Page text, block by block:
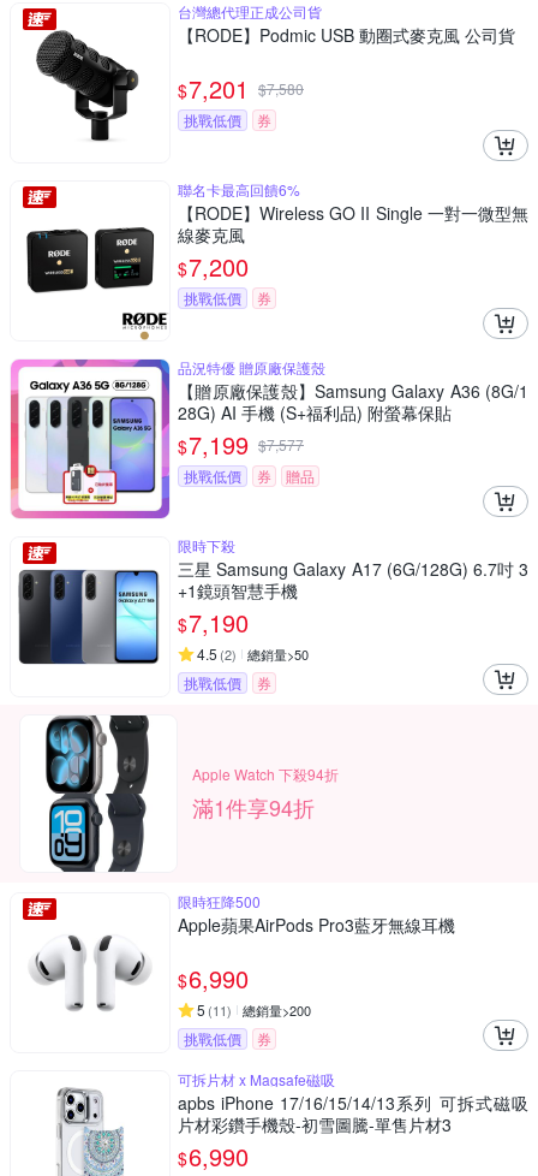
台灣總代理正成公司貨
【RODE】Podmic USB 動圈式麥克風 公司貨
$7,201 $7,580
挑戰低價
券
聯名卡最高回饋6%
【RODE】Wireless GO II Single 一對一微型無
線麥克風
$7,200
挑戰低價 券
品況特優 贈原廠保護殼
【贈原廠保護殼】Samsung Galaxy A36 (8G/1
28G) AI 手機 (S+福利品) 附螢幕保貼
$7,199 $7,577
挑戰低價
券 贈品
限時下殺
三星 Samsung Galaxy A17 (6G/128G) 6.7吋 3
+1鏡頭智慧手機
$7,190
4.5 (2) 總銷量>50
挑戰低價 券
Apple Watch 下殺94折
滿1件享94折
限時狂降500
Apple蘋果AirPods Pro3藍牙無線耳機
$6,990
5 (11) 總銷量>200
挑戰低價
券
可拆片材 x Magsafe磁吸
apbs iPhone 17/16/15/14/13系列 可拆式磁吸
片材彩鑽手機殼-初雪圖騰-單售片材3
$6,990